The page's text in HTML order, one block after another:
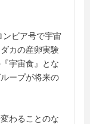
ンビア号で宇宙
カの産卵実験
宇宙食』とな
ープが将来の
わることのな